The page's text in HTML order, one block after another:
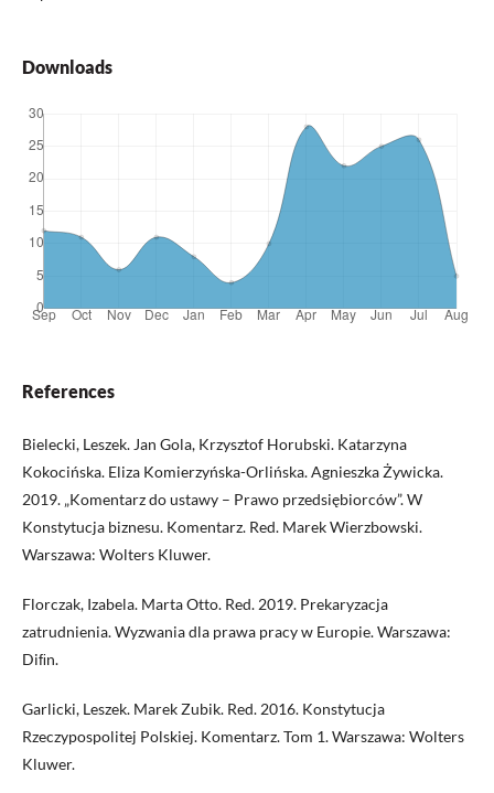
Downloads
References
Bielecki, Leszek. Jan Gola, Krzysztof Horubski. Katarzyna
Kokocińska. Eliza Komierzyńska-Orlińska. Agnieszka Żywicka.
2019. „Komentarz do ustawy – Prawo przedsiębiorców”. W
Konstytucja biznesu. Komentarz. Red. Marek Wierzbowski.
Warszawa: Wolters Kluwer.
Florczak, Izabela. Marta Otto. Red. 2019. Prekaryzacja
zatrudnienia. Wyzwania dla prawa pracy w Europie. Warszawa:
Diﬁn.
Garlicki, Leszek. Marek Zubik. Red. 2016. Konstytucja
Rzeczypospolitej Polskiej. Komentarz. Tom 1. Warszawa: Wolters
Kluwer.